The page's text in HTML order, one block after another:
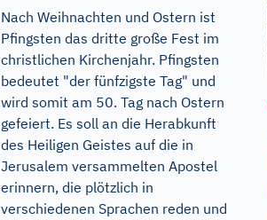
Nach Weihnachten und Ostern ist
Pfingsten das dritte große Fest im
christlichen Kirchenjahr. Pfingsten
bedeutet "der fünfzigste Tag" und
wird somit am 50. Tag nach Ostern
gefeiert. Es soll an die Herabkunft
des Heiligen Geistes auf die in
Jerusalem versammelten Apostel
erinnern, die plötzlich in
verschiedenen Sprachen reden und